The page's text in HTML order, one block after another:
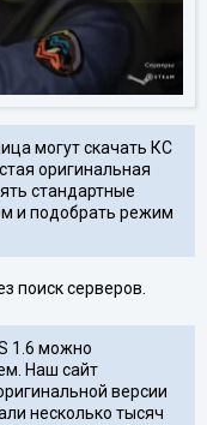
могут скачать КС
оригинальная
стандартные
и подобрать режим
поиск серверов.
1.6 можно
Наш сайт
версии
несколько тысяч